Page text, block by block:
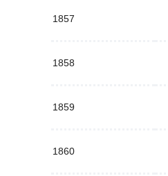
1857
1858
1859
1860